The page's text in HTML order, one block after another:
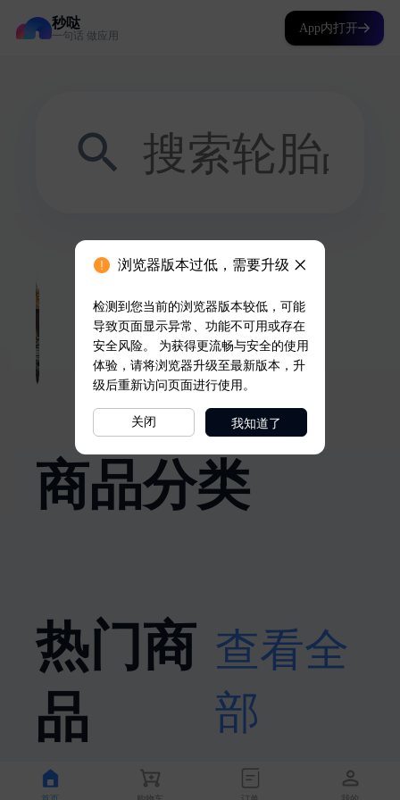
秒哒
一句话 做应用
App内打开
浏览器版本过低，需要升级
检测到您当前的浏览器版本较低，可能
导致页面显示异常、功能不可用或存在
安全风险。 为获得更流畅与安全的使用
体验，请将浏览器升级至最新版本，升
级后重新访问页面进行使用。
关闭 我知道了